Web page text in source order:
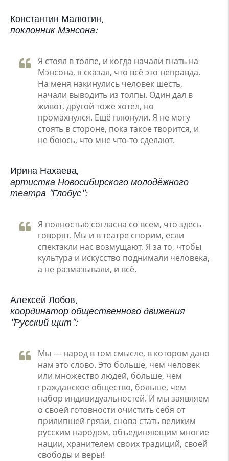
Константин Малютин,
поклонник Мэнсона:
Я стоял в толпе, и когда начали гнать на
Мэнсона, я сказал, что всё это неправда.
На меня накинулись человек шесть,
начали выводить из толпы. Один дал в
живот, другой тоже хотел, но
промахнулся. Ещё плюнули. Я не могу
стоять в стороне, пока такое творится, и
не боюсь, что мне что-то сделают.
Ирина Нахаева,
артистка Новосибирского молодёжного
театра "Глобус":
Я полностью согласна со всем, что здесь
говорят. Мы и в театре спорим, если
спектакли нас возмущают. Я за то, чтобы
культура и искусство поднимали человека,
а не размазывали, и всё.
Алексей Лобов,
координатор общественного движения
"Русский щит":
Мы — народ в том смысле, в котором дано
нам это слово. Это больше, чем человек
или множество людей, больше, чем
гражданское общество, больше, чем
набор индивидуальностей. И мы заявляем
о своей готовности очистить себя от
прилипшей грязи, снова стать великим
русским народом, объединяющим многие
нации, хранителем своих традиций, своей
свободы и веры!